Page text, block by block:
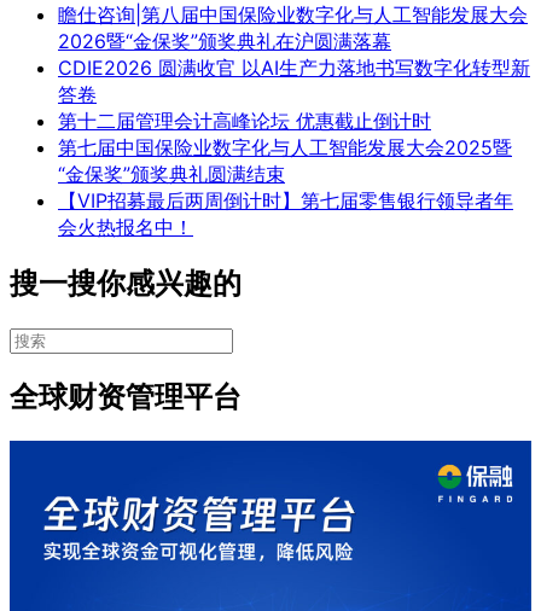
瞻仕咨询|第八届中国保险业数字化与人工智能发展大会
2026暨“金保奖”颁奖典礼在沪圆满落幕
CDIE2026 圆满收官 以AI生产力落地书写数字化转型新
答卷
第十二届管理会计高峰论坛 优惠截止倒计时
第七届中国保险业数字化与人工智能发展大会2025暨
“金保奖”颁奖典礼圆满结束
【VIP招募最后两周倒计时】第七届零售银行领导者年
会火热报名中！
搜一搜你感兴趣的
全球财资管理平台